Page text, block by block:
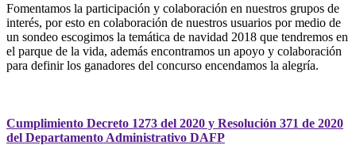
Fomentamos la participación y colaboración en nuestros grupos de
interés, por esto en colaboración de nuestros usuarios por medio de
un sondeo escogimos la temática de navidad 2018 que tendremos en
el parque de la vida, además encontramos un apoyo y colaboración
para definir los ganadores del concurso encendamos la alegría.
Cumplimiento Decreto 1273 del 2020 y Resolución 371 de 2020
del Departamento Administrativo DAFP